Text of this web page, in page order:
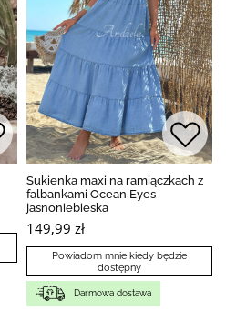
Sukienka maxi na ramiączkach z
falbankami Ocean Eyes
jasnoniebieska
149,99 zł
Powiadom mnie kiedy będzie
dostępny
Darmowa dostawa